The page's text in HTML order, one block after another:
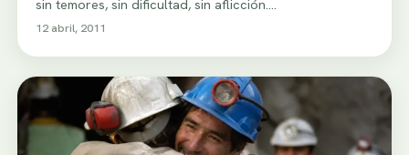
sin temores, sin dificultad, sin aflicción.…
12 abril, 2011